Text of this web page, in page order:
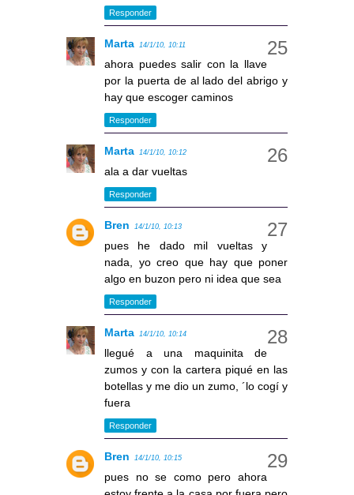
Responder
Marta 14/1/10, 10:11
ahora puedes salir con la llave
por la puerta de al lado del abrigo y
hay que escoger caminos
Responder
Marta 14/1/10, 10:12
ala a dar vueltas
Responder
Bren 14/1/10, 10:13
pues he dado mil vueltas y
nada, yo creo que hay que poner
algo en buzon pero ni idea que sea
Responder
Marta 14/1/10, 10:14
llegué a una maquinita de
zumos y con la cartera piqué en las
botellas y me dio un zumo, ´lo cogí y
fuera
Responder
Bren 14/1/10, 10:15
pues no se como pero ahora